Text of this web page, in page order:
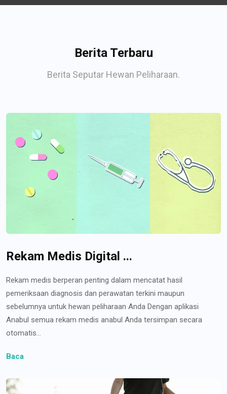
Berita Terbaru
Berita Seputar Hewan Peliharaan.
Rekam Medis Digital ...
Rekam medis berperan penting dalam mencatat hasil
pemeriksaan diagnosis dan perawatan terkini maupun
sebelumnya untuk hewan peliharaan Anda Dengan aplikasi
Anabul semua rekam medis anabul Anda tersimpan secara
otomatis...
Baca